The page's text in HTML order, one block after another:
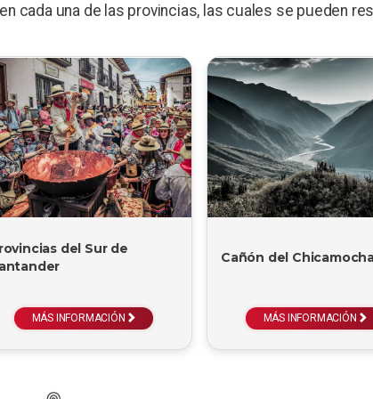
cada una de las provincias, las cuales se pueden
del Sur de
MÁS INFORMACIÓN
Cañón del
MÁS INFORMACIÓN